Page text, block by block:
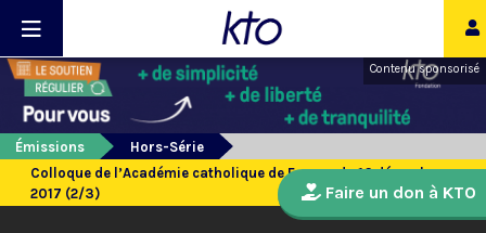
Contenu sponsorisé
Émissions
Hors-Série
Colloque de l’Académie catholique de France du 16 décembre
2017 (2/3)
Faire un don à KTO